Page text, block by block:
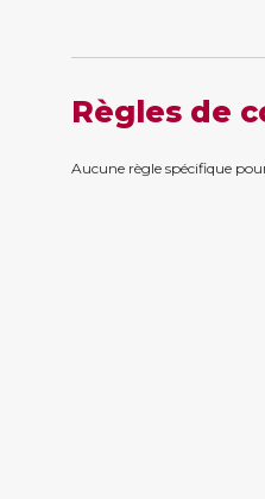
Règles de
Aucune règle spécifique